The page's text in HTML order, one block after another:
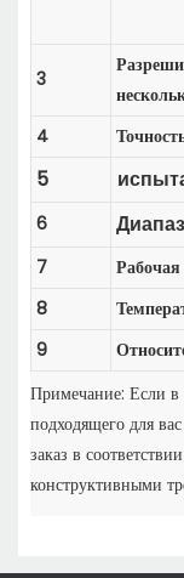
3
4
5
6
7
8
9
Примечание: Если
подходящего для
заказ в
конструктивными